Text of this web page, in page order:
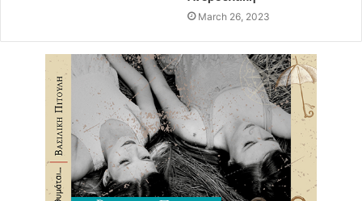
επιπτώσεων που θα έχει στην οικονομία και στα ελληνικά
assets. Η επιστροφή στο investment grade (IG) θα
επιτρέψει στις ελληνικές μετοχές και τα ομόλογα να
επιστρέψουν στο ραντάρ μεγαλύτερου αριθμού
επενδυτών. Ουσιαστικά, αυτοί οι επενδυτές δεν μπόρεσαν
να διαθέσουν κεφάλαια στην Ελλάδα μετά την
υποβάθμισή της στις αναδυόμενες αγορές, λόγω
περιορισμών από το καταστατικό τους.
Επιπλέον, ο “τίτλος” investment grade επιτρέπει σε ένα
March 26, 2023